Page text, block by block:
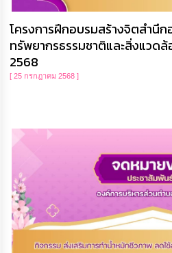
โครงการฝึกอบรมสร้างจิตสำนึ
ทรัพยากรธรรมชาติและสิ่งแวด
2568
[ 25 กรกฎาคม 2568 ]